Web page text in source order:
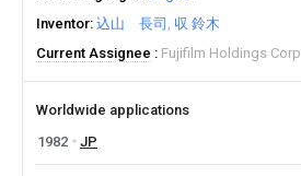
Inventor 込山 長司
収 鈴木
Current Assignee
Fujifilm Holdings Corp
Worldwide applications
1982
JP